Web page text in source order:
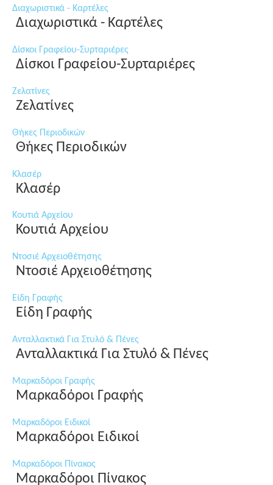
Διαχωριστικά - Καρτέλες
Διαχωριστικά - Καρτέλες
Δίσκοι Γραφείου-Συρταριέρες
Δίσκοι Γραφείου-Συρταριέρες
Ζελατίνες
Ζελατίνες
Θήκες Περιοδικών
Θήκες Περιοδικών
Κλασέρ
Κλασέρ
Κουτιά Αρχείου
Κουτιά Αρχείου
Ντοσιέ Αρχειοθέτησης
Ντοσιέ Αρχειοθέτησης
Είδη Γραφής
Είδη Γραφής
Ανταλλακτικά Για Στυλό & Πένες
Ανταλλακτικά Για Στυλό & Πένες
Μαρκαδόροι Γραφής
Μαρκαδόροι Γραφής
Μαρκαδόροι Ειδικοί
Μαρκαδόροι Ειδικοί
Μαρκαδόροι Πίνακος
Μαρκαδόροι Πίνακος